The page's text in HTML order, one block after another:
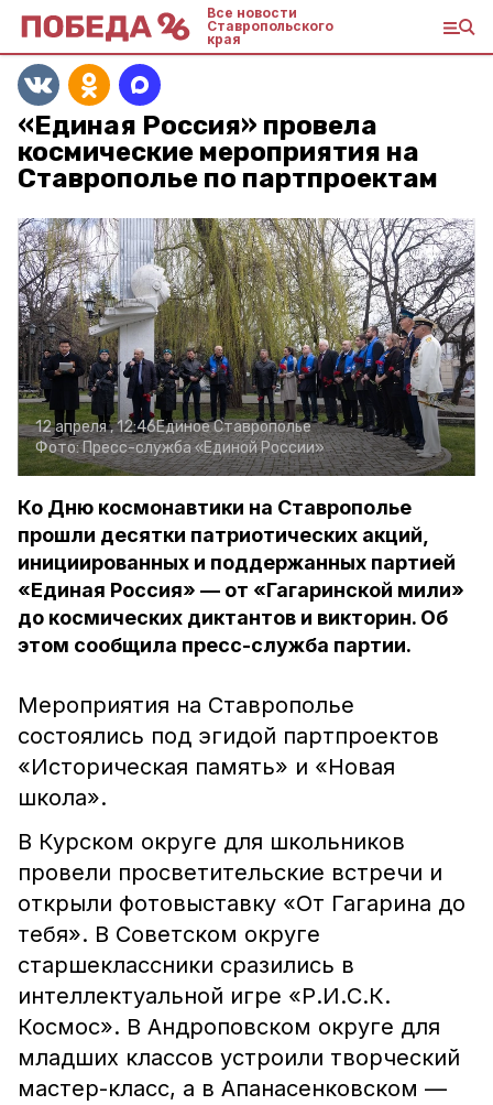
Все новости
Ставропольского
края
«Единая Россия» провела
космические мероприятия на
Ставрополье по партпроектам
12 апреля , 12:46Единое Ставрополье
Фото:Пресс-служба «Единой России»
Ко Дню космонавтики на Ставрополье
прошли десятки патриотических акций,
инициированных и поддержанных партией
«Единая Россия» — от «Гагаринской мили»
до космических диктантов и викторин. Об
этом сообщила пресс-служба партии.
Мероприятия на Ставрополье
состоялись под эгидой партпроектов
«Историческая память» и «Новая
школа».
В Курском округе для школьников
провели просветительские встречи и
открыли фотовыставку «От Гагарина до
тебя». В Советском округе
старшеклассники сразились в
интеллектуальной игре «Р.И.С.К.
Космос». В Андроповском округе для
младших классов устроили творческий
мастер-класс, а в Апанасенковском —